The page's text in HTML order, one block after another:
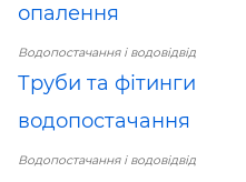
опалення
Водопостачання і водовідвід
Труби та фітинги
водопостачання
Водопостачання і водовідвід